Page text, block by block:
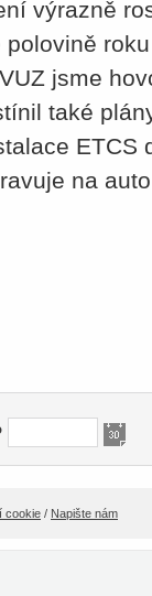
výrazně
jsme
také
ETCS
na
cookie / Napište nám